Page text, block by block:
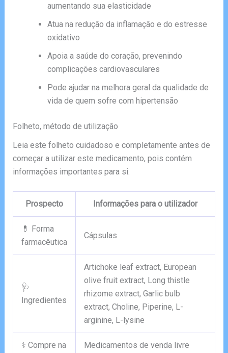
aumentando sua elasticidade
Atua na redução da inflamação e do estresse
oxidativo
Apoia a saúde do coração, prevenindo
complicações cardiovasculares
Pode ajudar na melhora geral da qualidade de
vida de quem sofre com hipertensão
Folheto, método de utilização
Leia este folheto cuidadoso e completamente antes de
começar a utilizar este medicamento, pois contém
informações importantes para si.
Prospecto Informações para o utilizador
💊 Forma
farmacêutica
Cápsulas
🩺
Ingredientes
Artichoke leaf extract, European
olive fruit extract, Long thistle
rhizome extract, Garlic bulb
extract, Choline, Piperine, L-
arginine, L-lysine
⚕️ Compre na
Medicamentos de venda livre